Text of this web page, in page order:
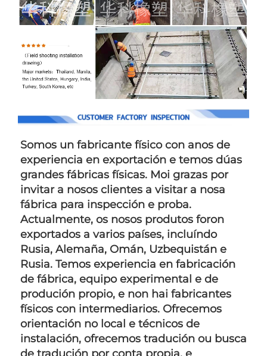
Somos un fabricante físico con anos de
experiencia en exportación e temos dúas
grandes fábricas físicas. Moi grazas por
invitar a nosos clientes a visitar a nosa
fábrica para inspección e proba.
Actualmente, os nosos produtos foron
exportados a varios países, incluíndo
Rusia, Alemaña, Omán, Uzbequistán e
Rusia. Temos experiencia en fabricación
de fábrica, equipo experimental e de
produción propio, e non hai fabricantes
físicos con intermediarios. Ofrecemos
orientación no local e técnicos de
instalación, ofrecemos tradución ou busca